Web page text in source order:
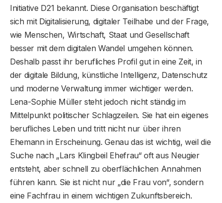
Initiative D21 bekannt. Diese Organisation beschäftigt
sich mit Digitalisierung, digitaler Teilhabe und der Frage,
wie Menschen, Wirtschaft, Staat und Gesellschaft
besser mit dem digitalen Wandel umgehen können.
Deshalb passt ihr berufliches Profil gut in eine Zeit, in
der digitale Bildung, künstliche Intelligenz, Datenschutz
und moderne Verwaltung immer wichtiger werden.
Lena-Sophie Müller steht jedoch nicht ständig im
Mittelpunkt politischer Schlagzeilen. Sie hat ein eigenes
berufliches Leben und tritt nicht nur über ihren
Ehemann in Erscheinung. Genau das ist wichtig, weil die
Suche nach „Lars Klingbeil Ehefrau“ oft aus Neugier
entsteht, aber schnell zu oberflächlichen Annahmen
führen kann. Sie ist nicht nur „die Frau von“, sondern
eine Fachfrau in einem wichtigen Zukunftsbereich.